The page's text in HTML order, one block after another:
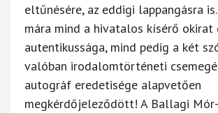
eltűnésére, az eddigi lappangásra
mára mind a hivatalos kísérő okirat
autentikussága, mind pedig a két
valóban irodalomtörténeti
autográf eredetisége alapvetően
megkérdőjeleződött! A Ballagi